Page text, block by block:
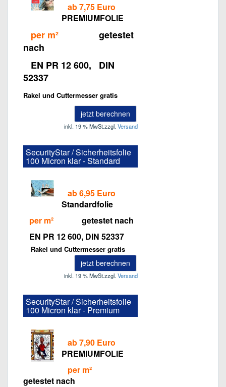
ab 7,75 Euro
PREMIUMFOLIE
per m²
getestet
nach
EN PR 12 600, DIN
52337
Rakel und Cuttermesser gratis
jetzt berechnen
inkl. 19 % MwSt.zzgl.Versand
SecurityStar / Sicherheitsfolie
100 Micron klar - Standard
ab 6,95 Euro
Standardfolie
per m² getestet nach
EN PR 12 600, DIN 52337
Rakel und Cuttermesser gratis
jetzt berechnen
inkl. 19 % MwSt.zzgl.Versand
SecurityStar / Sicherheitsfolie
100 Micron klar - Premium
ab 7,90 Euro
PREMIUMFOLIE
per m²
getestet nach